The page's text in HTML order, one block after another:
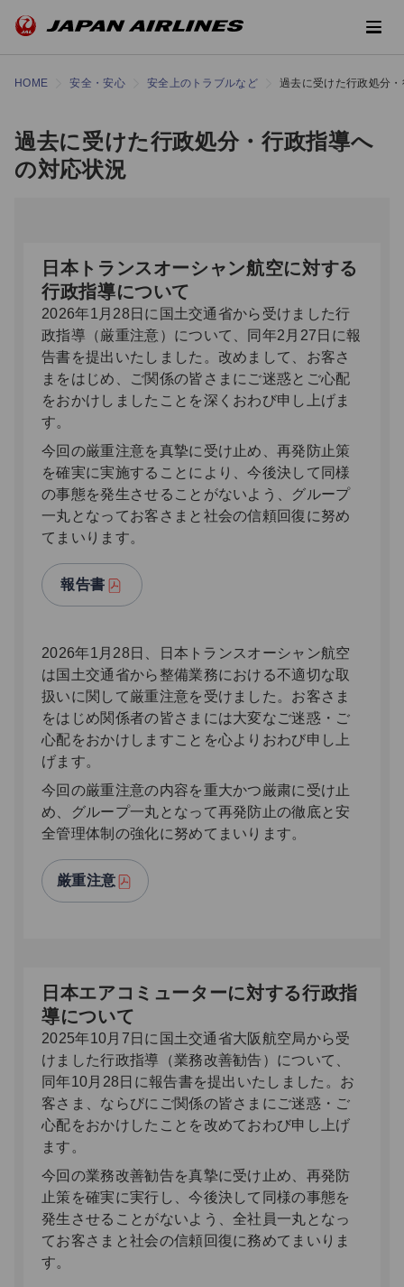
HOME 安全・安心 安全上のトラブルなど 過去に受けた行政処分
過去に受けた行政処分・行政指導へ
の対応状況
日本トランスオーシャン航空に対する
行政指導について
2026年1月28日に国土交通省から受けました行
政指導（厳重注意）について、同年2月27日に報
告書を提出いたしました。改めまして、お客さ
まをはじめ、ご関係の皆さまにご迷惑とご心配
をおかけしましたことを深くおわび申し上げま
す。
今回の厳重注意を真摯に受け止め、再発防止策
を確実に実施することにより、今後決して同様
の事態を発生させることがないよう、グループ
一丸となってお客さまと社会の信頼回復に努め
てまいります。
報告書
2026年1月28日、日本トランスオーシャン航空
は国土交通省から整備業務における不適切な取
扱いに関して厳重注意を受けました。お客さま
をはじめ関係者の皆さまには大変なご迷惑・ご
心配をおかけしますことを心よりおわび申し上
げます。
今回の厳重注意の内容を重大かつ厳粛に受け止
め、グループ一丸となって再発防止の徹底と安
全管理体制の強化に努めてまいります。
厳重注意
日本エアコミューターに対する行政指
導について
2025年10月7日に国土交通省大阪航空局から受
けました行政指導（業務改善勧告）について、
同年10月28日に報告書を提出いたしました。お
客さま、ならびにご関係の皆さまにご迷惑・ご
心配をおかけしたことを改めておわび申し上げ
ます。
今回の業務改善勧告を真摯に受け止め、再発防
止策を確実に実行し、今後決して同様の事態を
発生させることがないよう、全社員一丸となっ
てお客さまと社会の信頼回復に務めてまいりま
す。